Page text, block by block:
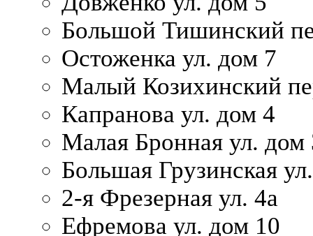
Большой Тишинский
Остоженка ул. дом 7
Малый Козихинский
Капранова ул. дом 4
Малая Бронная ул. дом
Большая Грузинская
2-я Фрезерная ул. 4а
Ефремова ул. дом 10